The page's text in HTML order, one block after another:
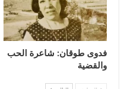
فدوى طوقان: شاعرة الحب
والقضية